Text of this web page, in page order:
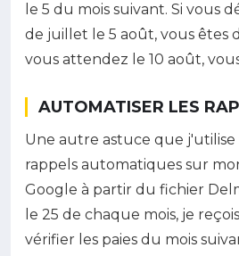
le 5 du mois suivant. Si vous
de juillet le 5 août, vous êtes
vous attendez le 10 août,
AUTOMATISER LES
Une autre astuce que
rappels automatiques sur
Google à partir du fichier
le 25 de chaque mois, je
vérifier les paies du mois